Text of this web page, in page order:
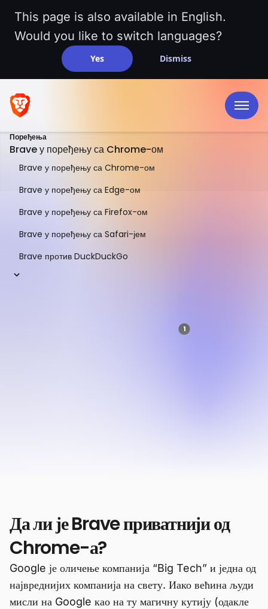
This page is also available in English.
Would you like to switch languages?
Yes Dismiss
Поређења
Brave у поређењу са Chrome-ом
Brave у поређењу са Chrome-ом
Brave у поређењу са Edge-ом
Brave у поређењу са Firefox-ом
Brave у поређењу са Safari-јем
Brave против DuckDuckGo
ПОРЕЂЕЊЕ ЈЕДАН ПОРЕД ДРУГОГ
Brave у поређењу
са Chrome-ом
коришћених прегледача на свету. 1 Али бити
Да ли је Brave приватнији од
Chrome-а?
Google је оличење компанија “Big Tech” и једна од
највреднијих компанија на свету. Иако већина људи
мисли на Google као на ту магичну кутију (одакле